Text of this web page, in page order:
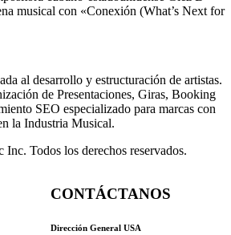
musical con «Conexión (What’s Next for
al desarrollo y estructuración de artistas.
de Presentaciones, Giras, Booking
SEO especializado para marcas con
la Industria Musical.
Todos los derechos reservados.
CONTÁCTANOS
Dirección General USA